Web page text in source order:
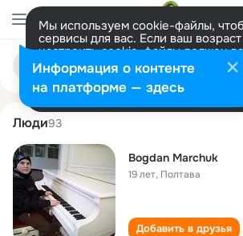
Мы используем cookie-файлы,
сервисы для вас. Если ваш
настроить cookie-файлы должен
представитель. Больше
Разрешить все Настроить
Поиск
людям
bogdan marchuk
Люди93
Bogdan Marchuk
19 лет, Полтава
Добавить в друзья
Информация о контенте
на платформе — здесь